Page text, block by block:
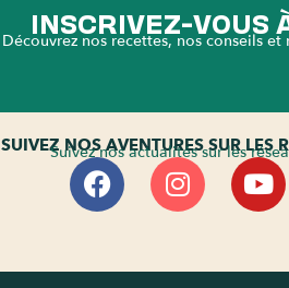
INSCRIVEZ-VOUS
Découvrez nos recettes, nos conseils
SUIVEZ NOS AVENTURES SUR LES
Suivez nos actualités sur les